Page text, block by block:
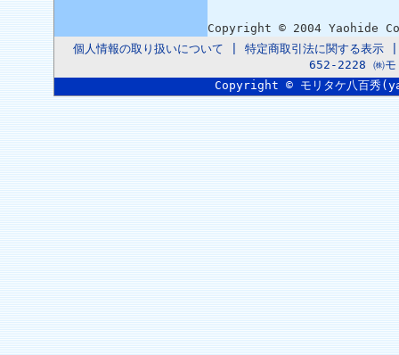
Copyright © 2004 Yaohide
個人情報の取り扱いについて
特定商取引法に関する表示
652-2228 ㈱モ
Copyright © モリタケ八百